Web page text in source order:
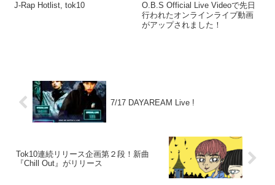
J-Rap Hotlist, tok10
O.B.S Official Live Videoで先日
行われたオンラインライブ動画
がアップされました！
7/17 DAYAREAM Live !
Tok10連続リリース企画第２段！新曲
『Chill Out』がリリース